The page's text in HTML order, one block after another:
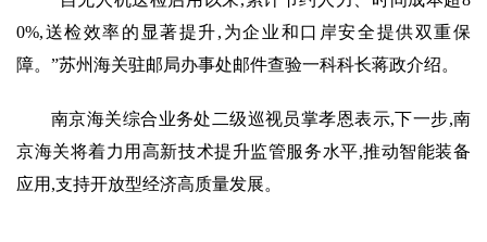
0%,送检效率的显著提升,为企业和口岸安全提供双重保
障。”苏州海关驻邮局办事处邮件查验一科科长蒋政介绍。
南京海关综合业务处二级巡视员掌孝恩表示,下一步,南
京海关将着力用高新技术提升监管服务水平,推动智能装备
应用,支持开放型经济高质量发展。